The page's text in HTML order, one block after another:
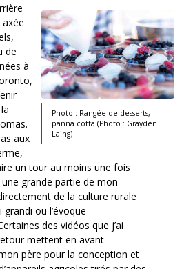
Photo : Rangée de desserts,
panna cotta (Photo : Grayden
Laing)
de
à
aux
un tour au moins une fois
grande partie de mon
de la culture rurale
grandi ou l’évoque
des vidéos que j’ai
mettent en avant
père pour la conception et